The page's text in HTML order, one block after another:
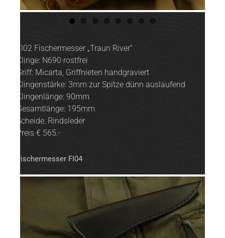
FI02 Fischermesser „Traun River”
Klinge: N690 rostfrei
Griff: Micarta, Griffnieten handgraviert
Klingenstärke: 3mm zur Spitze dünn auslaufend
Klingenlänge: 90mm
Gesamtlänge: 195mm
Scheide: Rindsleder
Preis € 565.-
Fischermesser FI04